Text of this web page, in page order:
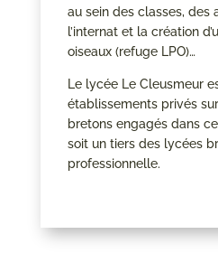
au sein des classes, des
l’internat et la création
oiseaux (refuge LPO)…
Le lycée Le Cleusmeur
établissements privés
bretons engagés dans
soit un tiers des lycées
professionnelle.